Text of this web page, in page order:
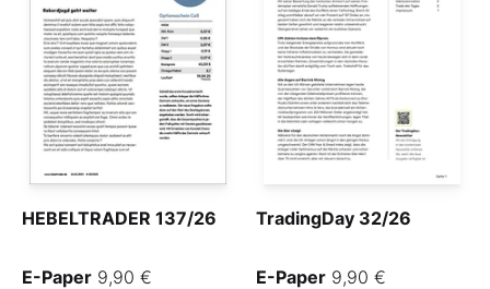
HEBELTRADER 137/26
E-Paper 9,90 €
TradingDay 32/26
E-Paper 9,90 €